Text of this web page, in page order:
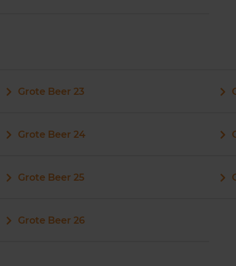
Grote Beer 23
Grote Beer 24
Grote Beer 25
Grote Beer 26